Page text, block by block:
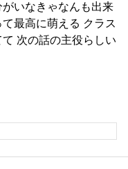
いなきゃなんも出来
最高に萌える クラス
次の話の主役らしい